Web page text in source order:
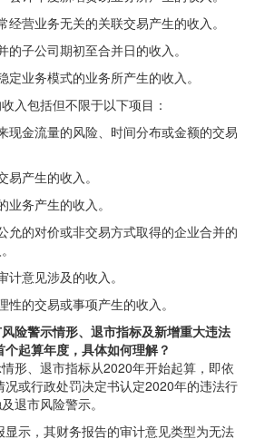
经营业务无关的关联交易产生的收入。
的子公司期初至合并日的收入。
定业务模式的业务所产生的收入。
入包括但不限于以下项目：
现金流量的风险、时间分布或金额的交易
易产生的收入。
业务产生的收入。
允的对价或非交易方式取得的企业合并的
计意见涉及的收入。
性的交易或事项产生的收入。
险警示情形、退市指标及新增重大违法
起算年度，具体如何理解？
形、退市指标从2020年开始起算，即依
或行政处罚决定书认定2020年的违法行
退市风险警示。
示，其财务报告的审计意见类型为无法